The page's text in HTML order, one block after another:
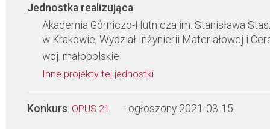
Jednostka realizująca:
Akademia Górniczo-Hutnicza im. Stanisława
w Krakowie, Wydział Inżynierii Materiałowej i
woj. małopolskie
Inne projekty tej jednostki
Konkurs: OPUS 21 - ogłoszony 2021-03-15